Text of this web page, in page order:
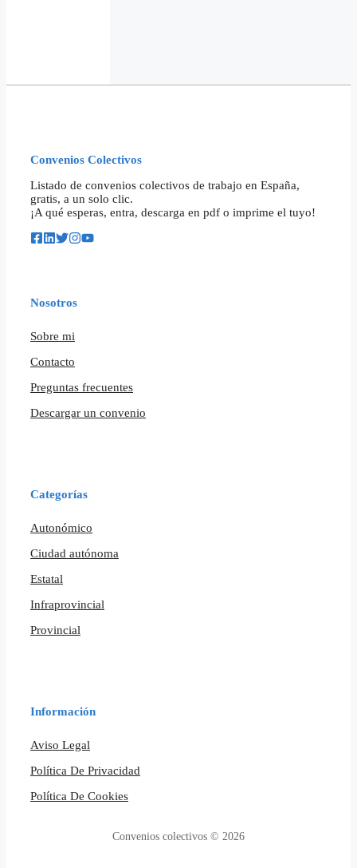
Convenios Colectivos
Listado de convenios colectivos de trabajo en España,
gratis, a un solo clic.
¡A qué esperas, entra, descarga en pdf o imprime el tuyo!
Nosotros
Sobre mi
Contacto
Preguntas frecuentes
Descargar un convenio
Categorías
Autonómico
Ciudad autónoma
Estatal
Infraprovincial
Provincial
Información
Aviso Legal
Política De Privacidad
Política De Cookies
Convenios colectivos © 2026